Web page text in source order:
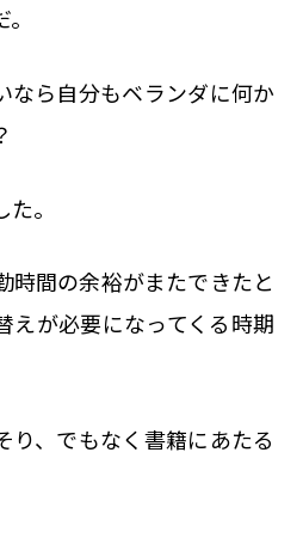
なら自分もベランダに何か
。
時間の余裕がまたできたと
えが必要になってくる時期
り、でもなく書籍にあたる